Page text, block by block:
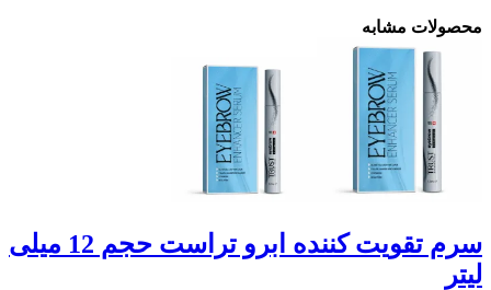
محصولات مشابه
سرم تقویت کننده ابرو تراست حجم 12 میلی
لیتر